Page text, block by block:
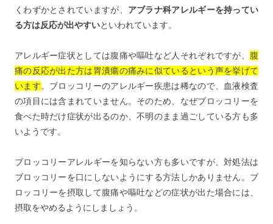
くわずかとされていますが、 アブラナ科アレルギーを持ってい
る方は反応が出やすいといわれています。
アレルギー症状としては腹痛や嘔吐など人それぞれですが、 腹
痛の反応が出た方は胃潰瘍の痛みに似ているという声を挙げて
います。ブロッコリーのアレルギー疾患は稀なので、血液検査
の項目には含まれていません。そのため、なぜブロッコリーを
食べた時だけ症状が出るのか、不明のまま過ごしている方も多
いようです。
ブロッコリーアレルギーを知らない方も多いですが、対処法は
ブロッコリーを口にしないようにする方法しかありません。ブ
ロッコリーを摂取して腹痛や嘔吐などの症状が出た場合には、
摂取をやめるようにしましょう。